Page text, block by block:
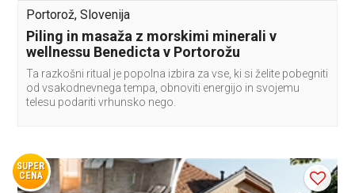
Portorož, Slovenija
Piling in masaža z morskimi minerali v
wellnessu Benedicta v Portorožu
Ta razkošni ritual je popolna izbira za vse, ki si želite pobegniti
od vsakodnevnega tempa, obnoviti energijo in svojemu
telesu podariti vrhunsko nego.
SUPER
CENA